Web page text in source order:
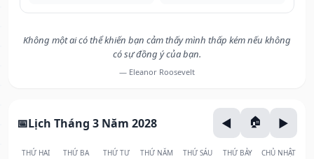
Không một ai có thể khiến bạn cảm thấy mình thấp kém nếu không
có sự đồng ý của bạn.
— Eleanor Roosevelt
Lịch Tháng 3 Năm 2028
THỨ HAI THỨ BA THỨ TƯ THỨ NĂM THỨ SÁU THỨ BẢY CHỦ NHẬT